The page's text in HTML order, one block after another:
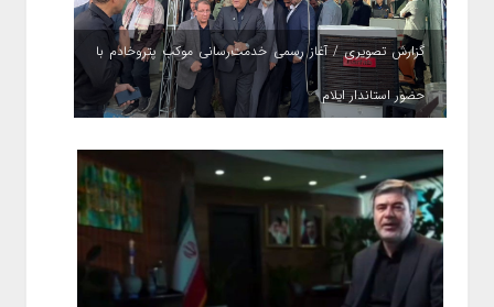
گزارش تصویری / آغاز رسمی خدمت‌رسانی موکب پتروخادم با
حضور استاندار ایلام